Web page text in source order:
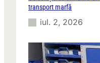
transport marfă
iul. 2, 2026